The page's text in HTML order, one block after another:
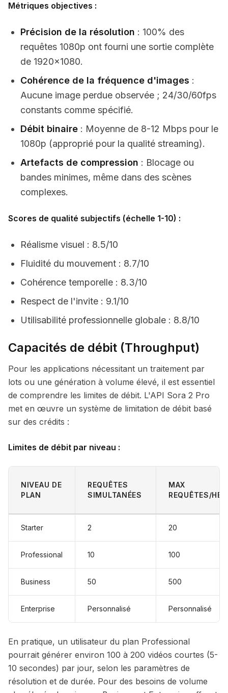
Métriques objectives :
Précision de la résolution : 100% des
requêtes 1080p ont fourni une sortie complète
de 1920×1080.
Cohérence de la fréquence d'images :
Aucune image perdue observée ; 24/30/60fps
constants comme spécifié.
Débit binaire : Moyenne de 8-12 Mbps pour le
1080p (approprié pour la qualité streaming).
Artefacts de compression : Blocage ou
bandes minimes, même dans des scènes
complexes.
Scores de qualité subjectifs (échelle 1-10) :
Réalisme visuel : 8.5/10
Fluidité du mouvement : 8.7/10
Cohérence temporelle : 8.3/10
Respect de l'invite : 9.1/10
Utilisabilité professionnelle globale : 8.8/10
Capacités de débit (Throughput)
Pour les applications nécessitant un traitement par
lots ou une génération à volume élevé, il est essentiel
de comprendre les limites de débit. L'API Sora 2 Pro
met en œuvre un système de limitation de débit basé
sur des crédits :
Limites de débit par niveau :
NIVEAU DE
PLAN
REQUÊTES
SIMULTANÉES
MAX
REQUÊTES/
Starter 2 20
Professional 10 100
Business 50 500
Enterprise Personnalisé Personnalisé
En pratique, un utilisateur du plan Professional
pourrait générer environ 100 à 200 vidéos courtes (5-
10 secondes) par jour, selon les paramètres de
résolution et de durée. Pour des besoins de volume